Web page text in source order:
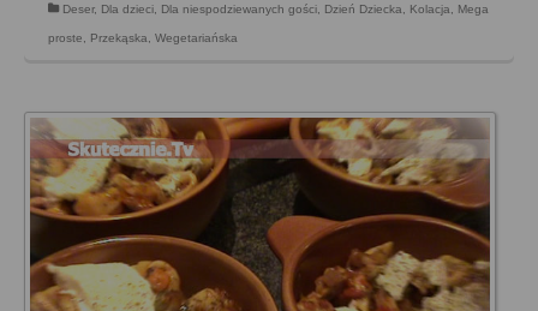
Deser, Dla dzieci Dla niespodziewanych gości Dzień Dziecka Kolacja Mega
proste Przekąska Wegetariańska